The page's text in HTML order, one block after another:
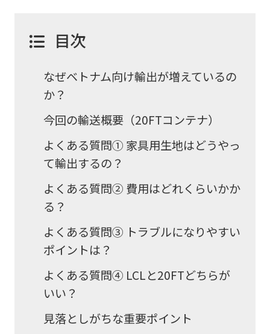
目次
なぜベトナム向け輸出が増えているの
か？
今回の輸送概要（20FTコンテナ）
よくある質問① 家具用生地はどうやっ
て輸出するの？
よくある質問② 費用はどれくらいかか
る？
よくある質問③ トラブルになりやすい
ポイントは？
よくある質問④ LCLと20FTどちらが
いい？
見落としがちな重要ポイント